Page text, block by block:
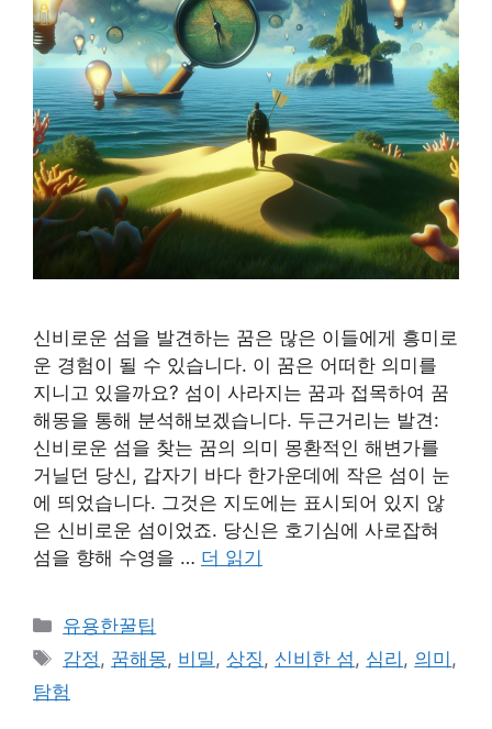
신비로운 섬을 발견하는 꿈은 많은 이들에게 흥미로
운 경험이 될 수 있습니다. 이 꿈은 어떠한 의미를
지니고 있을까요? 섬이 사라지는 꿈과 접목하여 꿈
해몽을 통해 분석해보겠습니다. 두근거리는 발견:
신비로운 섬을 찾는 꿈의 의미 몽환적인 해변가를
거닐던 당신, 갑자기 바다 한가운데에 작은 섬이 눈
에 띄었습니다. 그것은 지도에는 표시되어 있지 않
은 신비로운 섬이었죠. 당신은 호기심에 사로잡혀
섬을 향해 수영을 … 더 읽기
카
테
리
유용한꿀팁
태
그
감정, 꿈해몽, 비밀, 상징, 신비한 섬, 심리 , 의미 ,
탐험